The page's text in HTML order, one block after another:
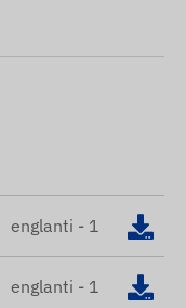
englanti - 1
englanti - 1